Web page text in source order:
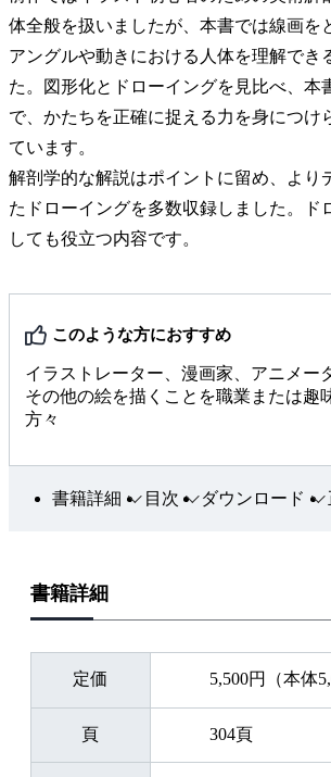
体全般を扱いましたが、本書では線画を
アングルや動きにおける人体を理解でき
た。図形化とドローイングを見比べ、本
で、かたちを正確に捉える力を身につけ
ています。
解剖学的な解説はポイントに留め、より
たドローイングを多数収録しました。ド
しても役立つ内容です。
このような方におすすめ
イラストレーター、漫画家、アニメー
その他の絵を描くことを職業または趣
方々
書籍詳細 目次 ダウンロード
書籍詳細
定価 5,500円（本体
頁 304頁